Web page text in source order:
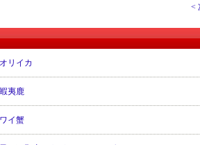
<
リイカ
夷鹿
イ蟹